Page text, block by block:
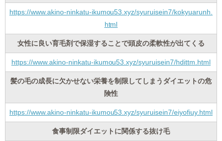
https://www.akino-ninkatu-ikumou53.xyz/syuruisein7/kokyuarunh.
html
女性に良い育毛剤で保湿することで頭皮の柔軟性が出てくる
https://www.akino-ninkatu-ikumou53.xyz/syuruisein7/hdittm.html
髪の毛の成長に欠かせない栄養を制限してしまうダイエットの危
険性
https://www.akino-ninkatu-ikumou53.xyz/syuruisein7/eiyofiuy.html
食事制限ダイエットに関係する抜け毛